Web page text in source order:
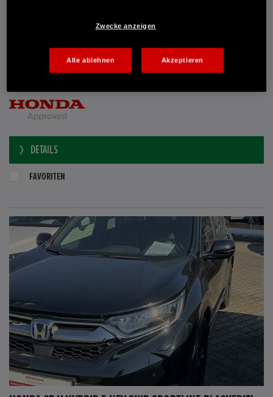
Am Klinikum 4
15236 Frankfurt/Oder
DETAILS
Zwecke anzeigen
Alle ablehnen Akzeptieren